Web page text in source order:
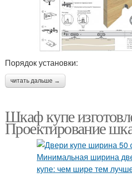
Порядок установки:
читать дальше →
Шкаф купе
Проектирование